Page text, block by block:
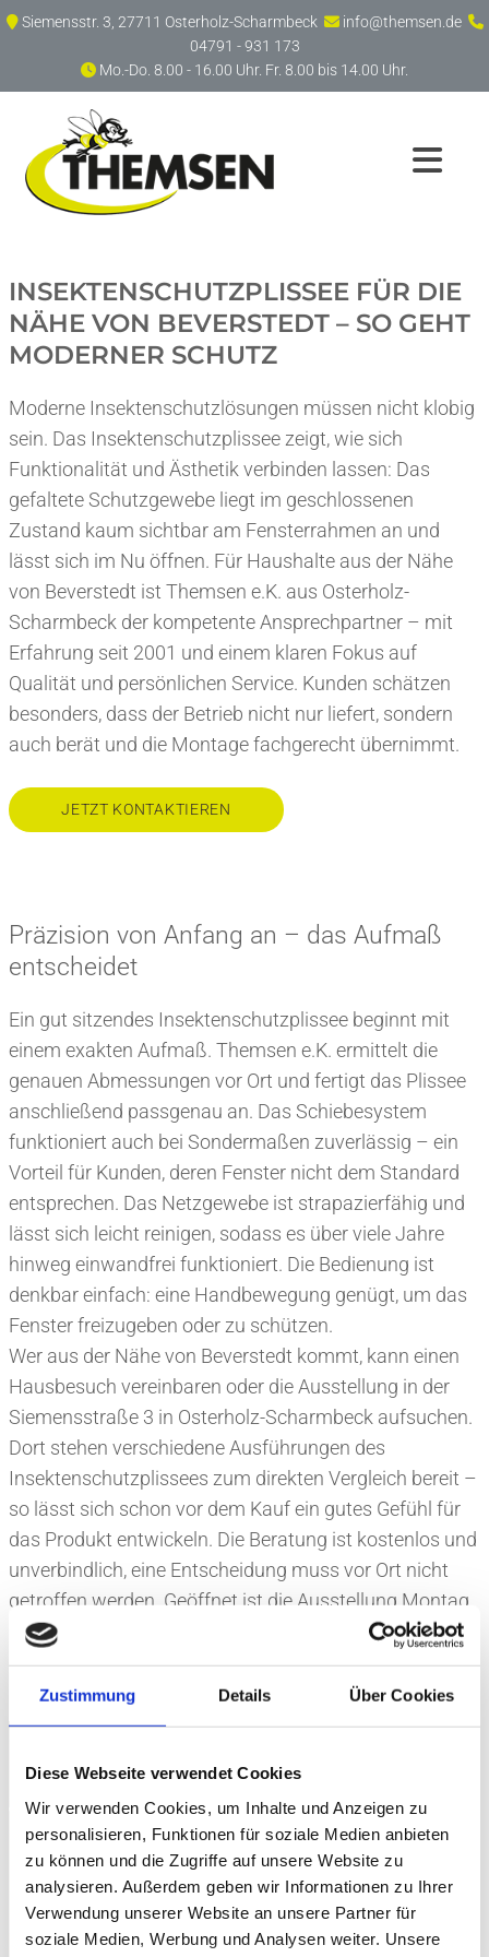
Zustimmung Details Über Cookies
Diese Webseite verwendet Cookies
Wir verwenden Cookies, um Inhalte und Anzeigen zu
personalisieren, Funktionen für soziale Medien anbieten
zu können und die Zugriffe auf unsere Website zu
analysieren. Außerdem geben wir Informationen zu Ihrer
Verwendung unserer Website an unsere Partner für
soziale Medien, Werbung und Analysen weiter. Unsere
Zum Inhalt springen
 Siemensstr. 3, 27711 Osterholz-Scharmbeck  info@themsen.de 
04791 - 931 173
 Mo.-Do. 8.00 - 16.00 Uhr. Fr. 8.00 bis 14.00 Uhr.
INSEKTENSCHUTZPLISSEE FÜR DIE
NÄHE VON BEVERSTEDT – SO GEHT
MODERNER SCHUTZ
Moderne Insektenschutzlösungen müssen nicht klobig
sein. Das Insektenschutzplissee zeigt, wie sich
Funktionalität und Ästhetik verbinden lassen: Das
gefaltete Schutzgewebe liegt im geschlossenen
Zustand kaum sichtbar am Fensterrahmen an und
lässt sich im Nu öffnen. Für Haushalte aus der Nähe
von Beverstedt ist Themsen e.K. aus Osterholz-
Scharmbeck der kompetente Ansprechpartner – mit
Erfahrung seit 2001 und einem klaren Fokus auf
Qualität und persönlichen Service. Kunden schätzen
besonders, dass der Betrieb nicht nur liefert, sondern
auch berät und die Montage fachgerecht übernimmt.
JETZT KONTAKTIEREN
Präzision von Anfang an – das Aufmaß
entscheidet
Ein gut sitzendes Insektenschutzplissee beginnt mit
einem exakten Aufmaß. Themsen e.K. ermittelt die
genauen Abmessungen vor Ort und fertigt das Plissee
anschließend passgenau an. Das Schiebesystem
funktioniert auch bei Sondermaßen zuverlässig – ein
Vorteil für Kunden, deren Fenster nicht dem Standard
entsprechen. Das Netzgewebe ist strapazierfähig und
lässt sich leicht reinigen, sodass es über viele Jahre
hinweg einwandfrei funktioniert. Die Bedienung ist
denkbar einfach: eine Handbewegung genügt, um das
Fenster freizugeben oder zu schützen.
Wer aus der Nähe von Beverstedt kommt, kann einen
Hausbesuch vereinbaren oder die Ausstellung in der
Siemensstraße 3 in Osterholz-Scharmbeck aufsuchen.
Dort stehen verschiedene Ausführungen des
Insektenschutzplissees zum direkten Vergleich bereit –
so lässt sich schon vor dem Kauf ein gutes Gefühl für
das Produkt entwickeln. Die Beratung ist kostenlos und
unverbindlich, eine Entscheidung muss vor Ort nicht
getroffen werden. Geöffnet ist die Ausstellung Montag
bis Donnerstag von 8 bis 16 Uhr und freitags bis 14 Uhr
– Terminvereinbarung wird erbeten.